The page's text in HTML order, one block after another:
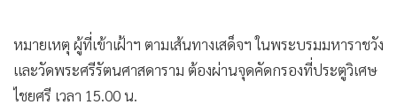
หมายเหตุ ผู้ที่เข้าเฝ้าฯ ตามเส้นทางเสด็จฯ ในพระบรมมหาราชวัง
และวัดพระศรีรัตนศาสดาราม ต้องผ่านจุดคัดกรองที่ประตูวิเศษ
ไชยศรี เวลา 15.00 น.